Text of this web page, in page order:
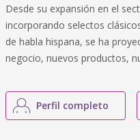
Desde su expansión en el
incorporando selectos
de habla hispana, se ha
negocio, nuevos productos,
Perfil completo